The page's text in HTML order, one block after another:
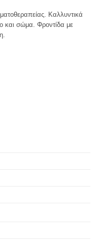
Καλλυντικά
και σώμα. Φροντίδα με